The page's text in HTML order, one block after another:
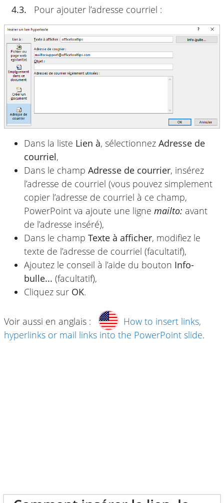
4.3. Pour ajouter l’adresse courriel :
Dans la liste Lien à, sélectionnez Adresse de
courriel,
Dans le champ Adresse de courrier, insérez
l’adresse de courriel (vous pouvez simplement
copier l’adresse de courriel à ce champ,
PowerPoint va ajoute une ligne mailto: avant
de l’adresse inséré),
Dans le champ Texte à afficher, modifiez le
texte de l’adresse de courriel (facultatif),
Ajoutez le conseil à l’aide du bouton Info-
bulle... (facultatif),
Cliquez sur OK.
Voir aussi en anglais :
How to insert links,
hyperlinks or mail links into the PowerPoint slide.